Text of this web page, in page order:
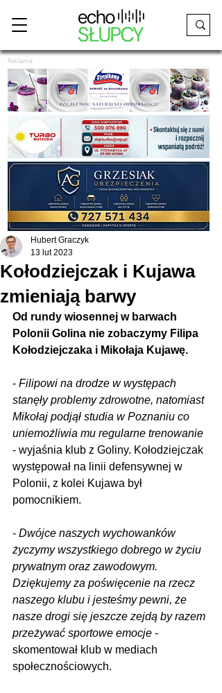
Reklama
Kołodziejczak i Kujawa
zmieniają barwy
Hubert Graczyk
13 lut 2023
Od rundy wiosennej w barwach
Polonii Golina nie zobaczymy Filipa
Kołodziejczaka i Mikołaja Kujawę.
- Filipowi na drodze w występach
stanęły problemy zdrowotne, natomiast
Mikołaj podjął studia w Poznaniu co
uniemożliwia mu regularne trenowanie
- wyjaśnia klub z Goliny. Kołodziejczak
występował na linii defensywnej w
Polonii, z kolei Kujawa był
pomocnikiem.
- Dwójce naszych wychowanków
życzymy wszystkiego dobrego w życiu
prywatnym oraz zawodowym.
Dziękujemy za poświęcenie na rzecz
naszego klubu i jesteśmy pewni, że
nasze drogi się jeszcze zejdą by razem
przeżywać sportowe emocje -
skomentował klub w mediach
społecznościowych.